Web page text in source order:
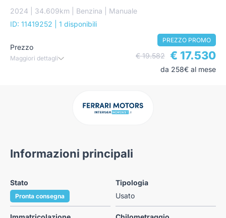
2024 | 34.609km | Benzina | Manuale
ID: 11419252
| 1 disponibili
Prezzo
Maggiori dettagli
PREZZO PROMO
€ 19.582 € 17.530
da 258€ al mese
Informazioni principali
Stato
Pronta consegna
Tipologia
Usato